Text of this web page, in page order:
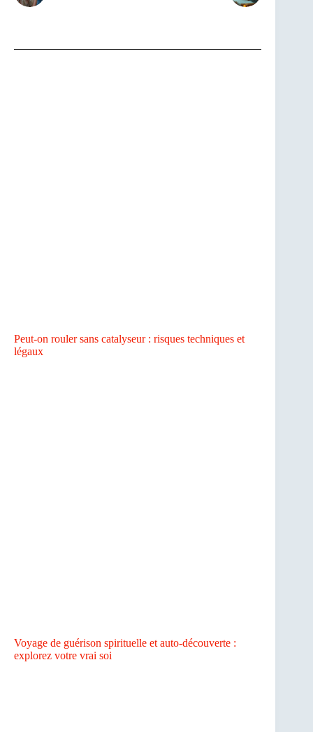
Peut-on rouler sans catalyseur : risques techniques et
légaux
Voyage de guérison spirituelle et auto-découverte :
explorez votre vrai soi